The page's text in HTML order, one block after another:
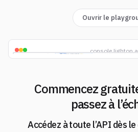
Ouvrir le
Commencez
passez à
Accédez à toute l’API dès